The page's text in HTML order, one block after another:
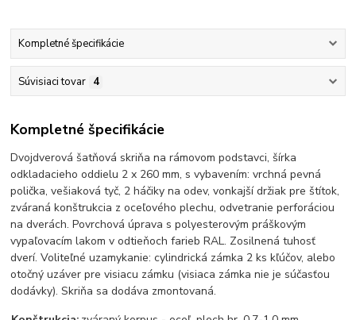
Kompletné špecifikácie
Súvisiaci tovar 4
Kompletné špecifikácie
Dvojdverová šatňová skriňa na rámovom podstavci, šírka
odkladacieho oddielu 2 x 260 mm, s vybavením: vrchná pevná
polička, vešiaková tyč, 2 háčiky na odev, vonkajší držiak pre štítok,
zváraná konštrukcia z oceľového plechu, odvetranie perforáciou
na dverách. Povrchová úprava s polyesterovým práškovým
vypaľovacím lakom v odtieňoch farieb RAL. Zosilnená tuhosť
dverí. Voliteľné uzamykanie: cylindrická zámka 2 ks kľúčov, alebo
otočný uzáver pre visiacu zámku (visiaca zámka nie je súčasťou
dodávky). Skriňa sa dodáva zmontovaná.